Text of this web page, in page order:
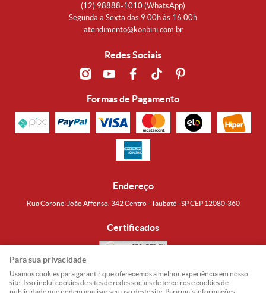
(12) 98888-1010 (WhatsApp)
Segunda a Sexta das 9:00h às 16:00h
atendimento@konbini.com.br
Redes Sociais
Formas de Pagamento
Endereço
Rua Coronel João Affonso, 342 Centro - Taubaté - SP CEP 12080-360
Certificados
Noguti & Amaral Produtos Orientais LTDA CNPJ: 15.427.609/0001-19
Para sua privacidade
Usamos cookies para garantir que oferecemos a melhor experiência em nosso
site. Isso inclui cookies de sites de redes sociais de terceiros e cookies de